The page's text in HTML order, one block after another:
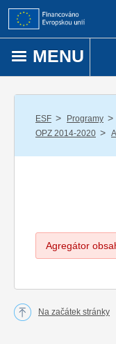
Přejít k obsahu
MENU
ESF / Programy /
OPZ 2014-2020 /
Agregátor
Na začátek stránky